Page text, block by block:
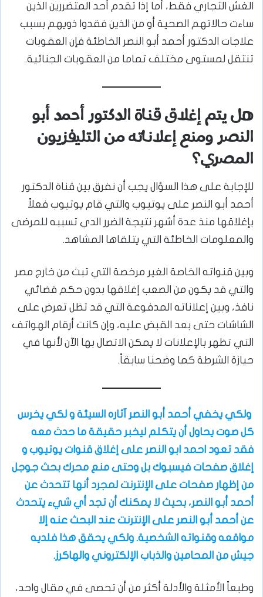
الغش التجاري فقط، أما إذا تقدم أحد المتضررين الذين
ساءت حالاتهم الصحية أو من الذين فقدوا ذويهم بسبب
علاجات الدكتور أحمد أبو النصر الخاطئة فإن العقوبات
تنتقل لمستوى مختلف تماما من العقوبات الجنائية.
هل يتم إغلاق قناة الدكتور أحمد أبو
النصر ومنع إعلاناته من التليفزيون
المصري؟
للإجابة على هذا السؤال يجب أن نفرق بين قناة الدكتور
أحمد أبو النصر على يوتيوب والتي قام يوتيوب فعلاً
بإغلاقها منذ عدة أشهر نتيجة الضرر الدي تسببه للمرضى
والمعلومات الخاطئة التي يتلقاها المشاهد.
وبين قنواته الخاصة الغير مرخصة التي تبث من خارج مصر
والتي قد يكون من الصعب إغلاقها بدون حكم قضائي
نافذ، وبين إعلاناته المدفوعة التي قد تظل تعرض على
الشاشات حتى بعد القبض عليه، وإن كانت أرقام الهواتف
التي تظهر بالإعلانات لا يمكن الاتصال بها الآن لأنها في
حيازة الشرطة كما وضحنا سابقاً.
ولكي يخفي أحمد أبو النصر آثاره السيئة و لكي يخرس
كل صوت يحاول أن يتكلم ليخبر حقيقة ما حدث معه
فقد تعود احمد ابو النصر على إغلاق قنوات يوتيوب و
إغلاق صفحات فيسبوك بل وحتى منع محرك بحث جوجل
من إظهار صفحات على الإنترنت لمجرد أنها تتحدث عن
أحمد أبو النصر، بحيث لا يمكنك أن تجد أي شيء يتحدث
عن أحمد أبو النصر على الإنترنت عند البحث عنه إلا
مواقعه وقنواته الشخصية. ولكي يحقق هذا فلديه
جيش من المحامين والذباب الإلكتروني والهاكرز.
وطبعاً الأمثلة والأدلة أكثر من أن تحصى في مقال واحد،